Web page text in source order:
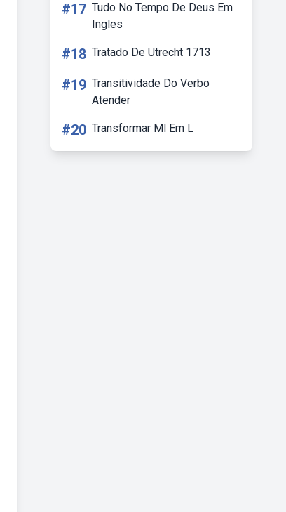
#17 Tudo No Tempo De Deus Em
Ingles
#18 Tratado De Utrecht 1713
#19 Transitividade Do Verbo
Atender
#20 Transformar Ml Em L